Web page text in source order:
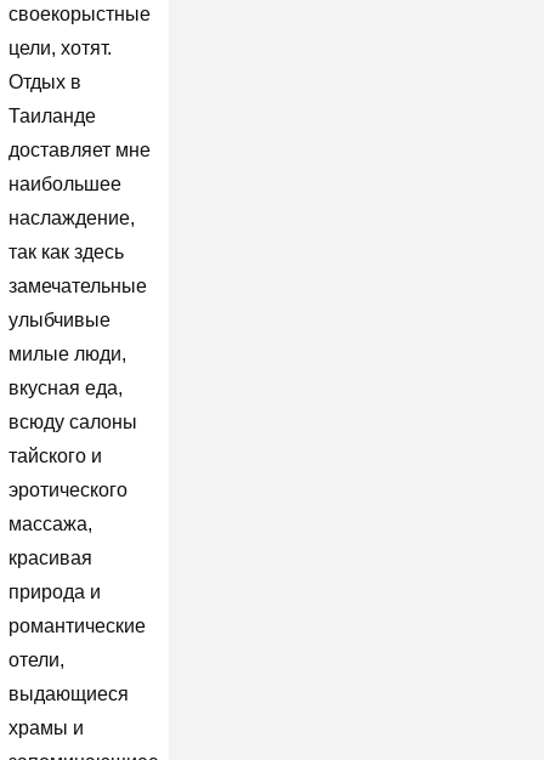
своекорыстные
цели, хотят.
Отдых в
Таиланде
доставляет мне
наибольшее
наслаждение,
так как здесь
замечательные
улыбчивые
милые люди,
вкусная еда,
всюду салоны
тайского и
эротического
массажа,
красивая
природа и
романтические
отели,
выдающиеся
храмы и